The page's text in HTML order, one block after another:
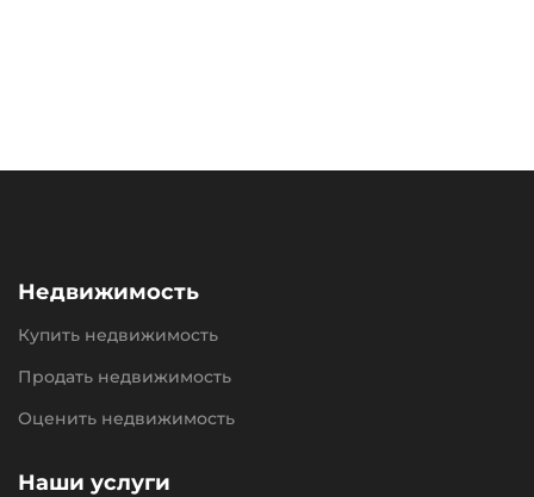
Недвижимость
Купить недвижимость
Продать недвижимость
Оценить недвижимость
Наши услуги